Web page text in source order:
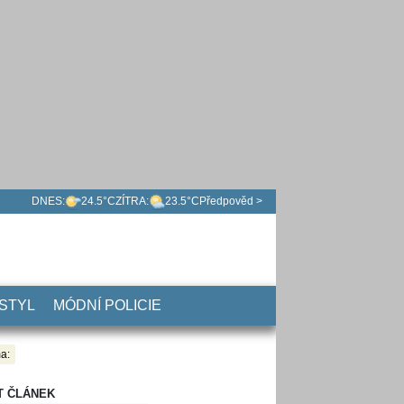
DNES: 24.5°CZÍTRA: 23.5°C Předpověd >
MÓDNÍ POLICIE
ČLÁNEK